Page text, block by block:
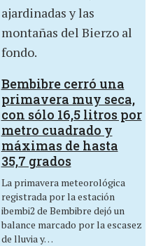
Bembibre cerró una
primavera muy seca,
con sólo 16,5 litros por
metro cuadrado y
máximas de hasta
35,7 grados
La primavera meteorológica
registrada por la estación
ibembi2 de Bembibre dejó un
balance marcado por la escasez
de lluvia y…